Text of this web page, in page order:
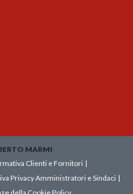
MARMI
Clienti e Fornitori |
Privacy Amministratori e Sindaci |